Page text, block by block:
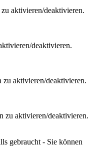
aktivieren/deaktivieren.
deaktivieren.
aktivieren/deaktivieren.
zu aktivieren/deaktivieren.
gebraucht - Sie können